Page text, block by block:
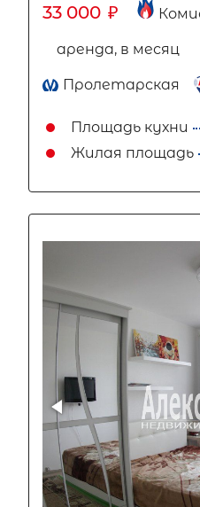
33 000 ₽
аренда, в месяц
Пролетарская
Площадь кухни
Жилая площадь